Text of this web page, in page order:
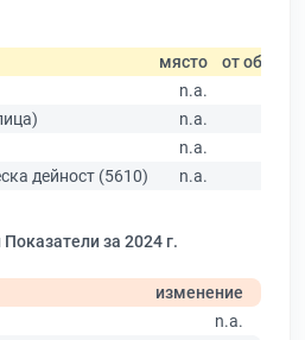
място от общо
n.a.
n.a.
n.a.
дейност (5610)
n.a.
за 2024 г.
изменение
n.a.